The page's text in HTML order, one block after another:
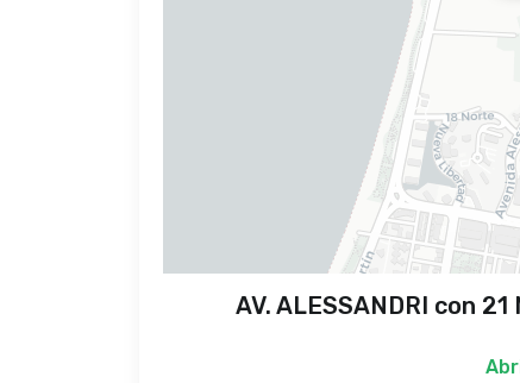
AV. ALESSANDRI con